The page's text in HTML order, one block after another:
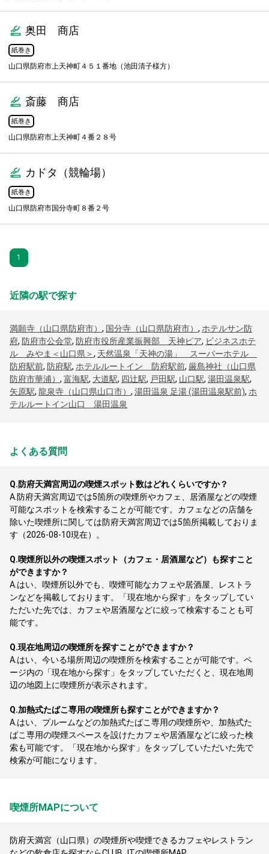
奥田 商店
紙巻き
山口県防府市上天神町４５１番地（池田清子様方）
斎藤 商店
紙巻き
山口県防府市上天神町４番２８号
カドタ（競輪場）
紙巻き
山口県防府市国分寺町８番２号
1
近隣の駅で探す
満願寺（山口県防府市） , 国分寺（山口県防府市） , ホテルサン防
府, 防府市公会堂, 防府市役所産業振興部 天神ピア, ビジネスホテ
ル みやま＜山口県＞, 天然温泉「天神の湯」 スーパーホテル
防府駅前, 防府駅, ホテルルートイン 防府駅前, 厳島神社（山口県
防府市華浦） , 富海駅, 大道駅, 四辻駅, 戸田駅, 山口駅, 湯田温泉駅,
矢原駅, 龍泉寺（山口県山口市） , 湯田温泉 足湯 (湯田温泉駅前), ホ
テルルートイン山口 湯田温泉
よくある質問
Q.防府天満宮周辺の喫煙スポット数はどれくらいですか？
A. 防府天満宮周辺では5箇所の喫煙所やカフェ、居酒屋などの喫煙
可能なスポットを検索することが可能です。カフェなどの店舗を
除いた喫煙所に関しては防府天満宮周辺では5箇所掲載しておりま
す（2026-08-10現在）。
Q.喫煙所以外の喫煙スポット（カフェ・居酒屋など）も探すこと
ができますか？
A. はい、喫煙所以外でも、喫煙可能なカフェや居酒屋、レストラ
ンなどを掲載しております。「現在地から探す」をタップしてい
ただいた先では、カフェや居酒屋などに絞って検索することも可
能です。
Q.現在地周辺の喫煙所を探すことができますか？
A. はい、今いる場所周辺の喫煙所を検索することが可能です。ペ
ージ内の「現在地から探す」をタップしていただくと、現在地周
辺の地図上に喫煙所が表示されます。
Q.加熱式たばこ専用の喫煙所も探すことができますか？
A. はい、プルームなどの加熱式たばこ専用の喫煙所や、加熱式た
ばこ専用の喫煙スペースを設けたカフェや居酒屋などに絞った検
索も可能です。「現在地から探す」をタップしていただいた先で
検索が可能になります。
喫煙所MAPについて
防府天満宮（山口県）の喫煙所や喫煙できるカフェやレストラン